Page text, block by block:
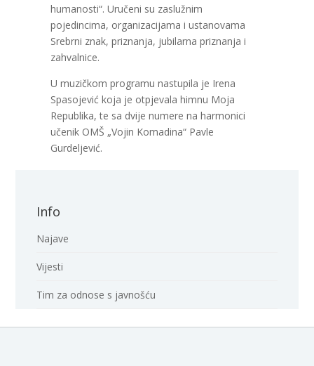
humanosti“. Uručeni su zaslužnim
pojedincima, organizacijama i ustanovama
Srebrni znak, priznanja, jubilarna priznanja i
zahvalnice.
U muzičkom programu nastupila je Irena
Spasojević koja je otpjevala himnu Moja
Republika, te sa dvije numere na harmonici
učenik OMŠ „Vojin Komadina“ Pavle
Gurdeljević.
Info
Najave
Vijesti
Tim za odnose s javnošću